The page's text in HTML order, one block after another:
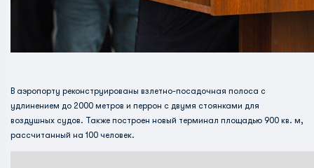
В аэропорту реконструированы взлетно-посадочная полоса с
удлинением до 2000 метров и перрон с двумя стоянками для
воздушных судов. Также построен новый терминал площадью 900 кв. м,
рассчитанный на 100 человек.